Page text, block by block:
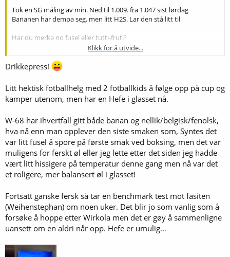
Tok en SG måling av min. Ned til 1.009. fra 1.047 sist lørdag
Bananen har dempa seg, men litt H2S. Lar den stå litt til
Har du merka no fusel eller tutti-fruti?
Klikk for å utvide...
Drikkepress!
Litt hektisk fotballhelg med 2 fotballkids å følge opp på cup og
kamper utenom, men har en Hefe i glasset nå.
W-68 har ihvertfall gitt både banan og nellik/belgisk/fenolsk,
hva nå enn man opplever den siste smaken som, Syntes det
var litt fusel å spore på første smak ved boksing, men det var
muligens for ferskt øl eller jeg lette etter det siden jeg hadde
vært litt hissigere på temperatur denne gang men nå var det
et roligere, mer balansert øl i glasset!
Fortsatt ganske fersk så tar en benchmark test mot fasiten
(Weihenstephan) om noen uker. Det blir jo som vanlig som å
forsøke å hoppe etter Wirkola men det er gøy å sammenligne
uansett om en aldri når opp. Hefe er umulig…